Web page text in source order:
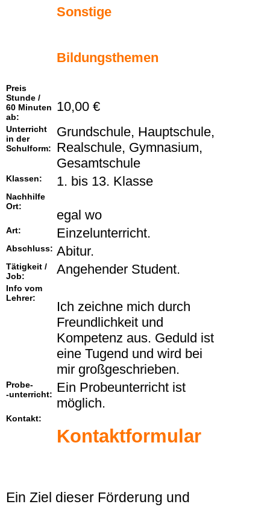
Sonstige
Bildungsthemen
Preis
Stunde /
60 Minuten
ab:
10,00 €
Unterricht
in der
Schulform:
Grundschule, Hauptschule,
Realschule, Gymnasium,
Gesamtschule
Klassen: 1. bis 13. Klasse
Nachhilfe
Ort:
egal wo
Art: Einzelunterricht.
Abschluss: Abitur.
Tätigkeit /
Job:
Angehender Student.
Info vom
Lehrer:
Ich zeichne mich durch
Freundlichkeit und
Kompetenz aus. Geduld ist
eine Tugend und wird bei
mir großgeschrieben.
Probe-
-unterricht: Ein Probeunterricht ist
möglich.
Kontakt:
Kontaktformular
Ein Ziel dieser Förderung und